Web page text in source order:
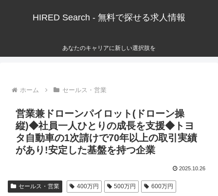
HIRED Search - 無料で探せる求人情報
あなたのキャリアに新しい選択肢を
ホーム セールス・営業
営業兼ドローンパイロット(ドローン操
縦)◆社員一人ひとりの成長を支援◆トヨ
タ自動車の1次請けで70年以上の取引実績
があり!安定した基盤を持つ企業
2025.10.26
セールス・営業 400万円 500万円 600万円